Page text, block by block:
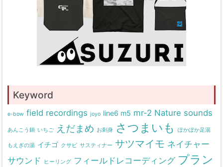
Keyword
e-bow field recordings joyo line6 m5 mr-2 Nature sounds
あんこう鍋 いちご えだまめ お刺身 さつまいも ぽかぽか足湯
もえぎの湯 イチゴ クサビ サスティナー サツマイモ ネイチャー
サウンド
ヒーリング フィールドレコーディング プラン